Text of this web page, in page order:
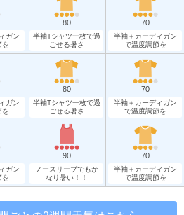
ガン
を
80
半袖Tシャツ一枚で過
ごせる暑さ
70
半袖＋カーディガン
で温度調節を
ガン
を
80
半袖Tシャツ一枚で過
ごせる暑さ
70
半袖＋カーディガン
で温度調節を
ガン
を
90
ノースリーブでもか
なり暑い！！
70
半袖＋カーディガン
で温度調節を